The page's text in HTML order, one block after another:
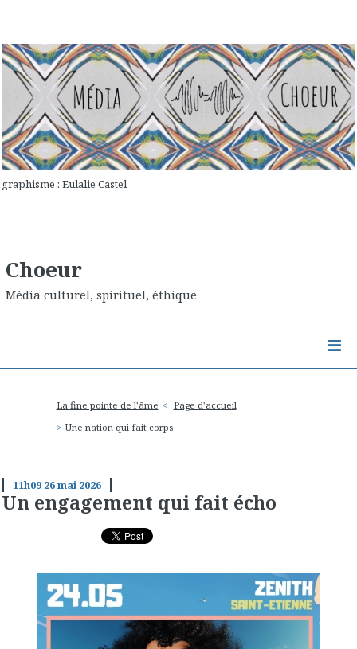
graphisme : Eulalie Castel
Choeur
Média culturel, spirituel, éthique
La fine pointe de l'âme
Page d'accueil
Une nation qui fait corps
11h09 26mai 2026
Un engagement qui fait écho